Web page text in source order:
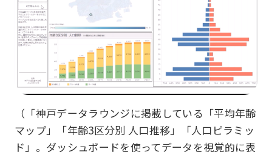
（「神戸データラウンジに掲載している「平均年齢
マップ」「年齢3区分別 人口推移」「人口ピラミッ
ド」。ダッシュボードを使ってデータを視覚的に表